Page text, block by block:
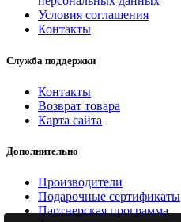
Условия соглашения
Контакты
Служба поддержки
Контакты
Возврат товара
Карта сайта
Дополнительно
Производители
Подарочные сертификаты
Партнерская программа